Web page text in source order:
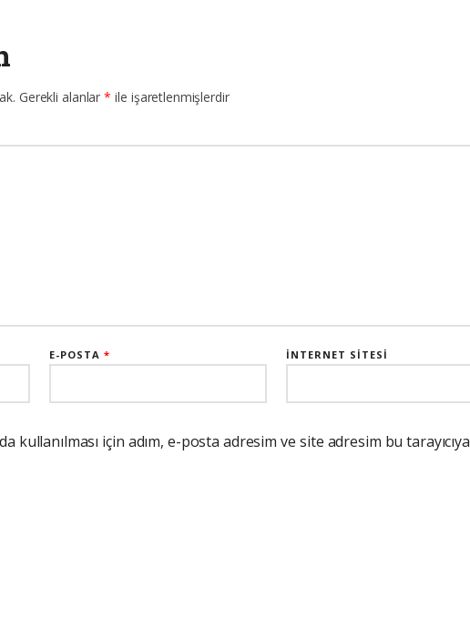
Gerekli alanlar* ile işaretlenmişlerdir
E-POSTA * İNTERNET SITESI
kullanılması için adım, e-posta adresim ve site adresim bu tarayıcıya